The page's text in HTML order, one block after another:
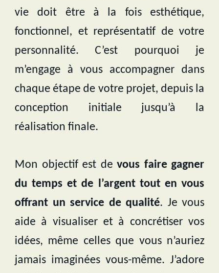
vie doit être à la fois esthétique,
fonctionnel, et représentatif de votre
personnalité. C’est pourquoi je
m’engage à vous accompagner dans
chaque étape de votre projet, depuis la
conception initiale jusqu’à la
réalisation finale.
Mon objectif est de vous faire gagner
du temps et de l’argent tout en vous
offrant un service de qualité. Je vous
aide à visualiser et à concrétiser vos
idées, même celles que vous n’auriez
jamais imaginées vous-même. J’adore